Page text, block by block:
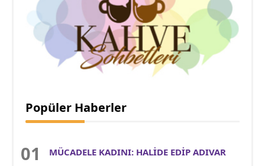
Popüler Haberler
MÜCADELE KADINI: HALİDE EDİP ADIVAR